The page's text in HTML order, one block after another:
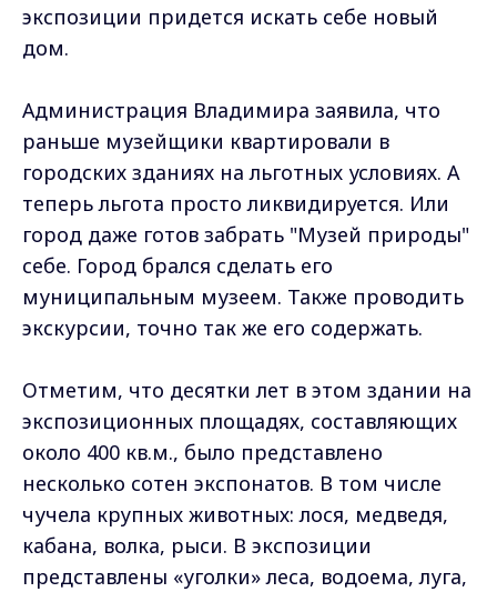
экспозиции придется искать себе новый
дом.
Администрация Владимира заявила, что
раньше музейщики квартировали в
городских зданиях на льготных условиях. А
теперь льгота просто ликвидируется. Или
город даже готов забрать "Музей природы"
себе. Город брался сделать его
муниципальным музеем. Также проводить
экскурсии, точно так же его содержать.
Отметим, что десятки лет в этом здании на
экспозиционных площадях, составляющих
около 400 кв.м., было представлено
несколько сотен экспонатов. В том числе
чучела крупных животных: лося, медведя,
кабана, волка, рыси. В экспозиции
представлены «уголки» леса, водоема, луга,